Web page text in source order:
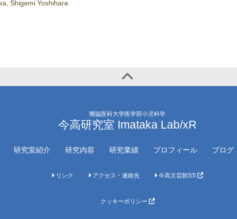
Shigemi Yoshihara
獨協医科大学医学部小児科学
今高研究室 Imataka Lab/xR
研究室紹介 研究内容 研究業績 プロフィール ブログ
リンク アクセス・連絡先 今高文芸館SS
クッキーポリシー